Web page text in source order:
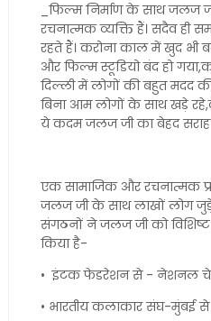
_फिल्म निर्माण के साथ जलज
रचनात्मक व्यक्ति हैं। सदैव ही
रहते हैं। करोना काल में खुद भी
और फिल्म स्टूडियो बंद हो
दिल्ली में लोगों की बहुत मदद
बिना आम लोगों के साथ खड़े
ये कदम जलज जी का बेहद
एक सामाजिक और रचनात्मक
जलज जी के साथ लाखों लोग
संगठनों ने जलज जी को विशिष्ट
किया है-
• इंटक फेडरेशन से - नेशनल
• भारतीय कलाकार संघ-मुंबई से